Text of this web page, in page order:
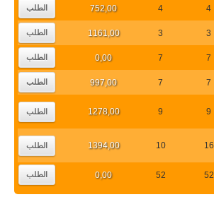
4
4
752,00 الطلب
3
3
1161,00 الطلب
7
7
0,00 الطلب
7
7
997,00 الطلب
9
9
1278,00 الطلب
16
10
1394,00 الطلب
52
52
0,00 الطلب